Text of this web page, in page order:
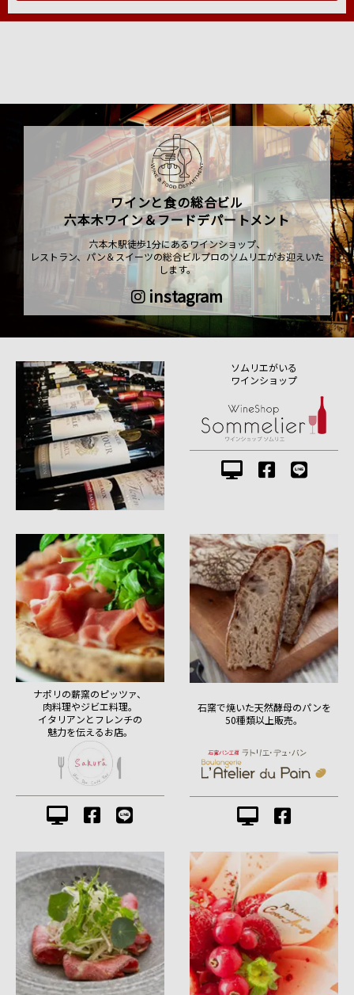
ワインと食の総合ビル
六本木ワイン＆フードデパートメント
六本木駅徒歩1分にあるワインショップ、
レストラン、パン＆スイーツの総合ビルプロのソムリエがお迎えいた
します。
instagram
ソムリエがいる
ワインショップ
ナポリの薪窯のピッツァ、
肉料理やジビエ料理。
イタリアンとフレンチの
魅力を伝えるお店。
石窯で焼いた天然酵母のパンを
50種類以上販売。